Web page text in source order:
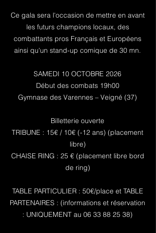
Ce gala sera l'occasion de mettre en avant
les futurs champions locaux, des
combattants pros Français et Européens
ainsi qu'un stand-up comique de 30 mn.
SAMEDI 10 OCTOBRE 2026
Début des combats 19h00
Gymnase des Varennes – Veigné (37)
Billetterie ouverte
TRIBUNE : 15€ / 10€ (-12 ans) (placement
libre)
CHAISE RING : 25 € (placement libre bord
de ring)
TABLE PARTICULIER : 50€/place et TABLE
PARTENAIRES : (informations et réservation
: UNIQUEMENT au 06 33 88 25 38)